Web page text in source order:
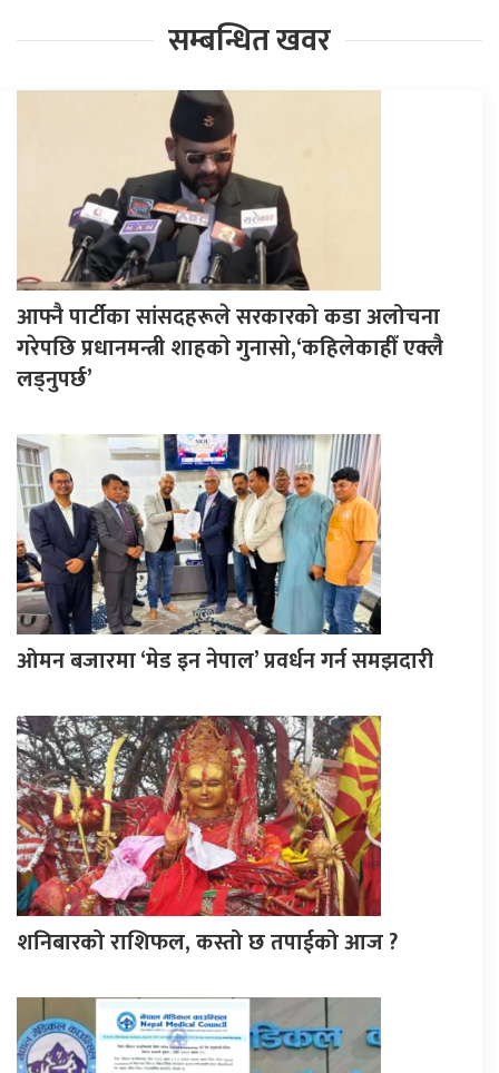
सम्बन्धित खवर
आफ्नै पार्टीका सांसदहरूले सरकारको कडा अलोचना
गरेपछि प्रधानमन्त्री शाहकाे गुनासाे,‘कहिलेकाहीँ एक्लै
लड्नुपर्छ’
ओमन बजारमा ‘मेड इन नेपाल’ प्रवर्धन गर्न समझदारी
शनिबारको राशिफल, कस्तो छ तपाईको आज ?